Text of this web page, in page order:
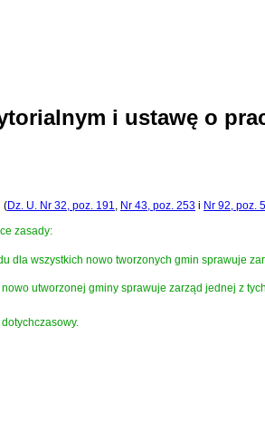
i ustawę o
(Dz. U. Nr 32, poz. 191, Nr 43, poz. 253 i Nr 92, poz.
zasady:
dla wszystkich nowo tworzonych gmin sprawuje
utworzonej gminy sprawuje zarząd jednej z